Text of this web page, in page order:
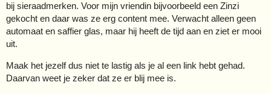
bij sieraadmerken. Voor mijn vriendin bijvoorbeeld een Zinzi
gekocht en daar was ze erg content mee. Verwacht alleen geen
automaat en saffier glas, maar hij heeft de tijd aan en ziet er mooi
uit.
Maak het jezelf dus niet te lastig als je al een link hebt gehad.
Daarvan weet je zeker dat ze er blij mee is.